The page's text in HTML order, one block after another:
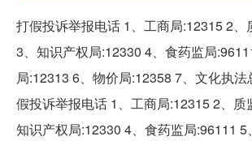
打假投诉举报电话 1、工商局:12315 2、
3、知识产权局:12330 4、食药监局
局:12313 6、物价局:12358 7、文化执法
假投诉举报电话 1、工商局:12315 2、质
知识产权局:12330 4、食药监局:96111